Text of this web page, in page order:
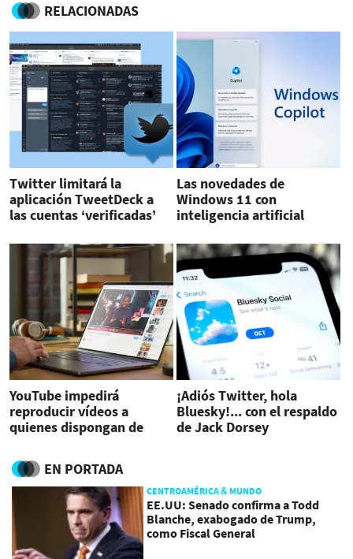
RELACIONADAS
Twitter limitará la
aplicación TweetDeck a
las cuentas ‘verificadas’
Las novedades de
Windows 11 con
inteligencia artificial
YouTube impedirá
reproducir vídeos a
quienes dispongan de
¡Adiós Twitter, hola
Bluesky!... con el respaldo
de Jack Dorsey
EN PORTADA
CENTROAMÉRICA & MUNDO
EE.UU: Senado confirma a Todd
Blanche, exabogado de Trump,
como Fiscal General